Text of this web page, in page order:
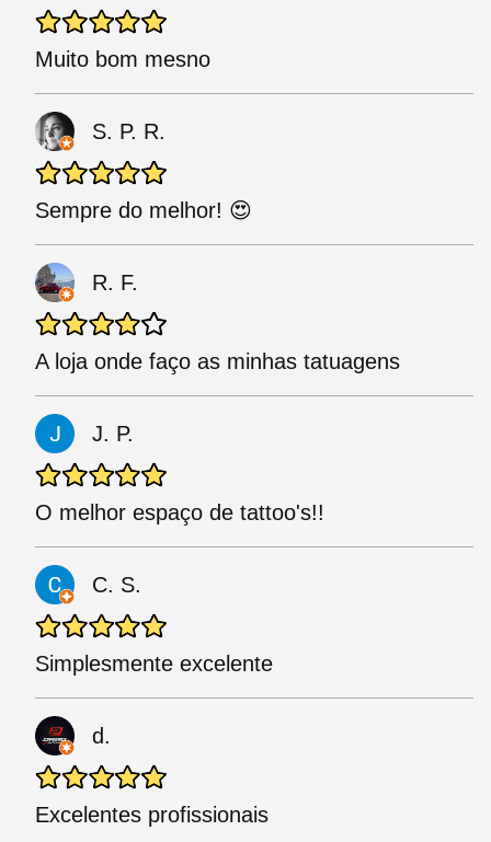
Muito bom mesno
S. P. R.
Sempre do melhor! 😍
R. F.
A loja onde faço as minhas tatuagens
J. P.
O melhor espaço de tattoo's!!
C. S.
Simplesmente excelente
d.
Excelentes profissionais